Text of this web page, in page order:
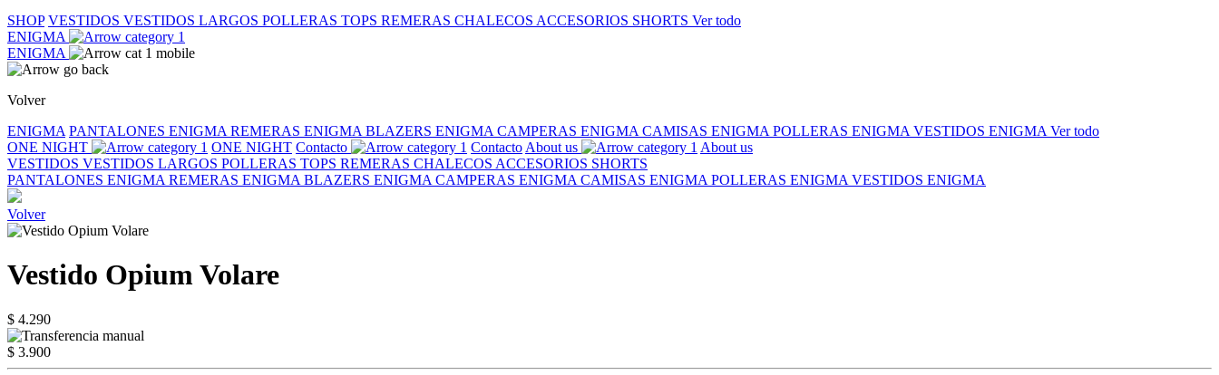
SHOP VESTIDOS VESTIDOS LARGOS POLLERAS TOPS REMERAS CHALECOS ACCESORIOS SHORTS Ver todo
ENIGMA
ENIGMA
Volver
ENIGMA PANTALONES ENIGMA REMERAS ENIGMA BLAZERS ENIGMA CAMPERAS ENIGMA CAMISAS ENIGMA POLLERAS ENIGMA VESTIDOS ENIGMA Ver todo
ONE NIGHT
ONE NIGHT Contacto Contacto About us
About us
VESTIDOS VESTIDOS LARGOS POLLERAS TOPS REMERAS CHALECOS ACCESORIOS SHORTS
PANTALONES ENIGMA REMERAS ENIGMA BLAZERS ENIGMA CAMPERAS ENIGMA CAMISAS ENIGMA POLLERAS ENIGMA VESTIDOS ENIGMA
Volver
Vestido Opium Volare
$ 4.290
$ 3.900